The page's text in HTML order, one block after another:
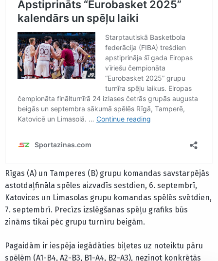
Rīgas (A) un Tamperes (B) grupu komandas savstarpējās
astotdaļfināla spēles aizvadīs sestdien, 6. septembrī,
Katovices un Limasolas grupu komandas spēlēs svētdien,
7. septembrī. Precīzs izslēgšanas spēļu grafiks būs
zināms tikai pēc grupu turnīru beigām.
Pagaidām ir iespēja iegādāties biļetes uz noteiktu pāru
spēlēm (A1-B4, A2-B3, B1-A4, B2-A3), nezinot konkrētās